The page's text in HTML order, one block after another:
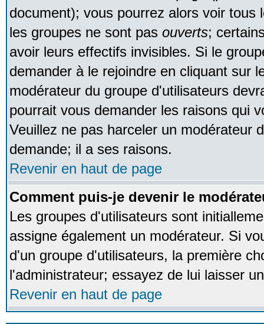
document); vous pourrez alors voir tous
les groupes ne sont pas ouverts;
avoir leurs effectifs invisibles. Si le
demander à le rejoindre en cliquant sur
modérateur du groupe d'utilisateurs
pourrait vous demander les raisons qui
Veuillez ne pas harceler un modérateur
demande; il a ses raisons.
Revenir en haut de page
Comment puis-je devenir le
Les groupes d'utilisateurs sont
assigne également un modérateur. Si
d'un groupe d'utilisateurs, la première
l'administrateur; essayez de lui laisser
Revenir en haut de page